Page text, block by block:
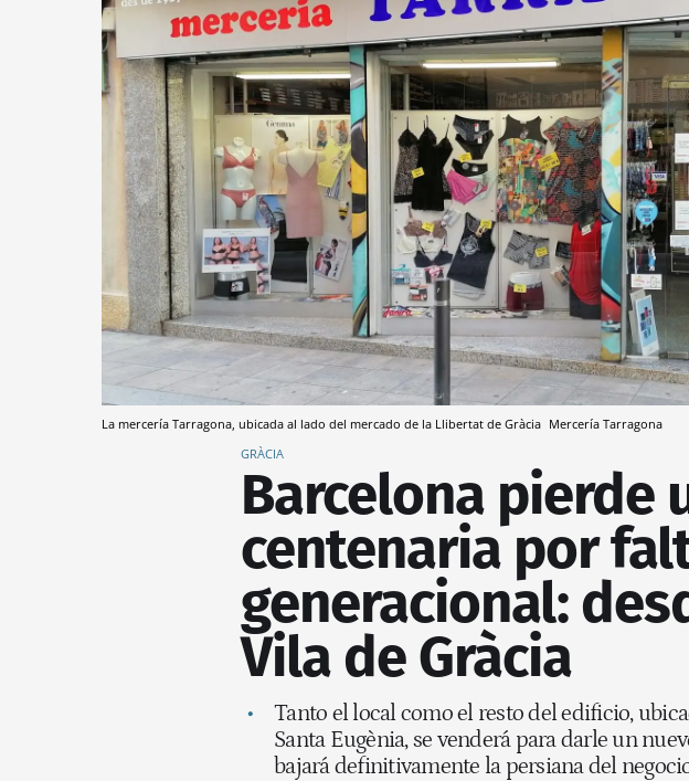
La mercería Tarragona, ubicada al lado del mercado de la Llibertat de Gràcia Mercería Tarragona
GRÀCIA
Barcelona pierde
centenaria por
generacional:
Vila de Gràcia
Tanto el local como el resto del edificio,
Santa Eugènia, se venderá para darle un
bajará definitivamente la persiana del